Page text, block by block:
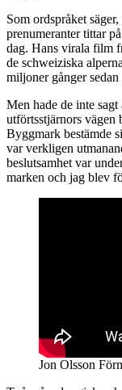
Som ordspråket
prenumeranter tittar
dag. Hans virala film
de schweiziska
miljoner gånger sedan
Men hade de inte
utförtsstjärnors vägen
Byggmark bestämde
var verkligen
beslutsamhet var
marken och jag blev
Jon Olsson